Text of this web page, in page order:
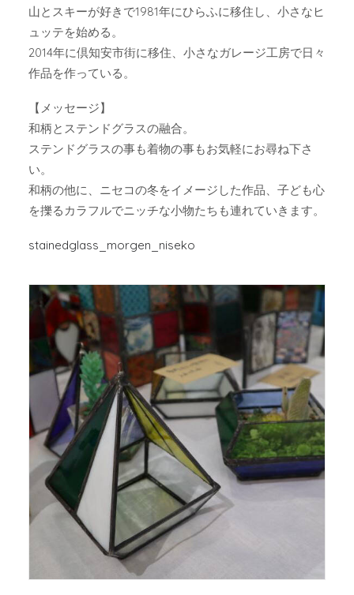
山とスキーが好きで1981年にひらふに移住し、小さなヒ
ュッテを始める。
2014年に倶知安市街に移住、小さなガレージ工房で日々
作品を作っている。
【メッセージ】
和柄とステンドグラスの融合。
ステンドグラスの事も着物の事もお気軽にお尋ね下さ
い。
和柄の他に、ニセコの冬をイメージした作品、子ども心
を擽るカラフルでニッチな小物たちも連れていきます。
stainedglass_morgen_niseko